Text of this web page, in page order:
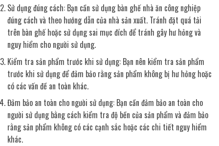
Sử dụng đúng cách: Bạn cần sử dụng bàn ghế nhà ăn công nghiệp
đúng cách và theo hướng dẫn của nhà sản xuất. Tránh đặt quá tải
trên bàn ghế hoặc sử dụng sai mục đích để tránh gây hư hỏng và
nguy hiểm cho người sử dụng.
Kiểm tra sản phẩm trước khi sử dụng: Bạn nên kiểm tra sản phẩm
trước khi sử dụng để đảm bảo rằng sản phẩm không bị hư hỏng hoặc
có các vấn đề an toàn khác.
Đảm bảo an toàn cho người sử dụng: Bạn cần đảm bảo an toàn cho
người sử dụng bằng cách kiểm tra độ bền của sản phẩm và đảm bảo
rằng sản phẩm không có các cạnh sắc hoặc các chi tiết nguy hiểm
khác.